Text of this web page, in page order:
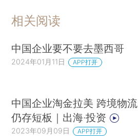
相关阅读
中国企业要不要去墨西哥
2024年01月11日 APP打开
中国企业淘金拉美 跨境物流
仍存短板｜出海·投资
2023年09月09日 APP打开